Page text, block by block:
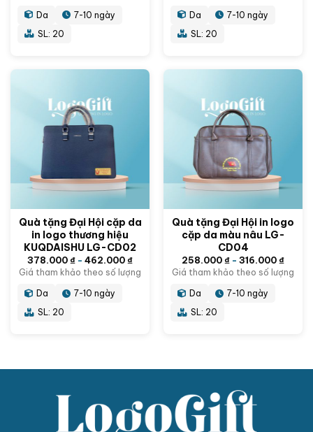
Da
7-10 ngày
SL: 20
Da
7-10 ngày
SL: 20
Quà tặng Đại Hội cặp da
in logo thương hiệu
KUQDAISHU LG-CD02
378.000₫ - 462.000₫
Giá tham khảo theo số lượng
Da
7-10 ngày
SL: 20
Quà tặng Đại Hội in logo
cặp da màu nâu LG-
CD04
258.000₫ - 316.000₫
Giá tham khảo theo số lượng
Da
7-10 ngày
SL: 20